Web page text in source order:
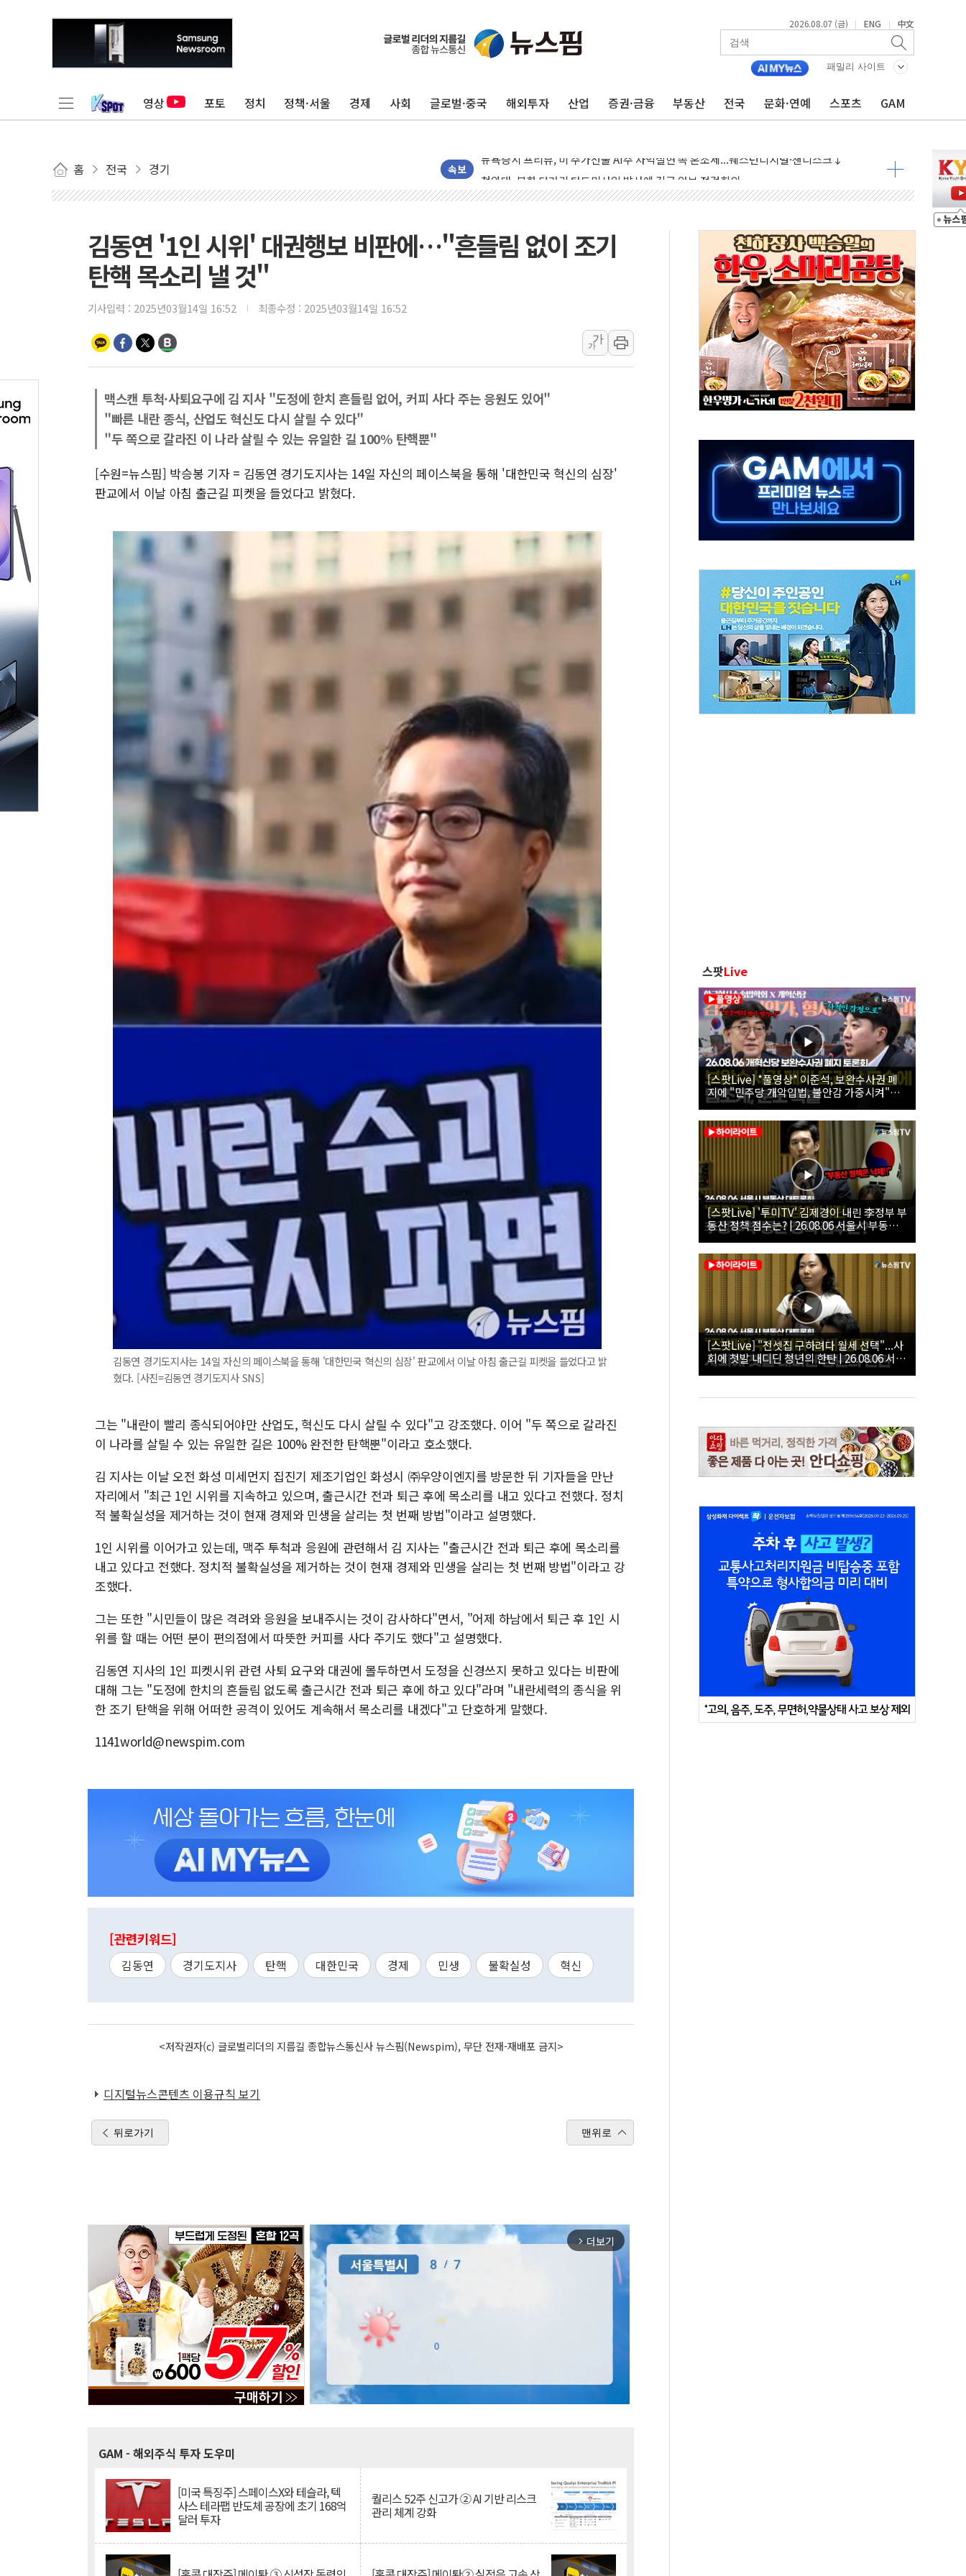
2026.08.07 (금) | ENG | 中文
패밀리 사이트
영상 포토 정치 정책·서울 경제 사회 글로벌·중국 해외투자 산업 증권·금융 부동산 전국 문화·연예 스포츠 GAM
홈 전국 경기 속보
유럽증시, 견조한 실적 소화하며 대부분 상승… "2분기 기업 순이익 21% 증가" 전망
리투아니아 국방 "러, 우크라 드론으로 나토 회원국 공격 검토… 거짓 깃발 작전"
뉴욕증시 개장 전 특징주...모더나·아이온큐·도어대시↑ VS 샌디스크·피그마·앱러빈↓
김정관 장관 "영업이익 N% 성과급 반대…상법·자본시장법 개정 논의"
청와대, 북한 단거리 탄도미사일 발사에 긴급 안보 점검회의
금값 7주 만에 최고…美 고용 둔화·호르무즈 재개방 기대에 강세
러, 1인칭시점 드론으로 우크라 민간인 '사파리' 공격… 시민들 공포감 극대화 전략
[베트남 증시] 지수 하락 속 'DGC' 임시 주총 기대감에 홀로 상한가…마진 잔액은 사상 최고
'월가의 황제' 다이먼 "금융시장 레버리지 위험수위…숨은 차입이 더 큰 변수"
양주 섬유염색공장서 화재 1명 중상…대응 1단계 진압 중
김정관 산업부 장관 "주 52시간 손봐야, 경쟁상대 中과 비교해야"
해군 1함대 창설 80주년…지역과 함께하는 '선봉'의 대민 봉사
[3보] 북, 원산서 동해로 단거리 탄도미사일 1발 발사… 올해 10번째·42일 만 도발
우크라 드론 전술, 중남미 콜롬비아에 새 안보 위기… 반군·마약카르텔이 습득해 전투 활용
동해해경, 독도 해상서 부유물 감긴 어선 구조
구미 폐염산처리업체서 불 2시간30여분만에 진화...외국인 노동자 숨져
김동연 '1인 시위' 대권행보 비판에…"흔들림 없이 조기
탄핵 목소리 낼 것"
기사입력 : 2025년03월14일 16:52 최종수정 : 2025년03월14일 16:52
가
가
맥스캔 투척·사퇴요구에 김 지사 "도정에 한치 흔들림 없어, 커피 사다 주는 응원도 있어"
"빠른 내란 종식, 산업도 혁신도 다시 살릴 수 있다"
"두 쪽으로 갈라진 이 나라 살릴 수 있는 유일한 길 100% 탄핵뿐"
[수원=뉴스핌] 박승봉 기자 = 김동연 경기도지사는 14일 자신의 페이스북을 통해 '대한민국 혁신의 심장'
판교에서 이날 아침 출근길 피켓을 들었다고 밝혔다.
김동연 경기도지사는 14일 자신의 페이스북을 통해 '대한민국 혁신의 심장' 판교에서 이날 아침 출근길 피켓을 들었다고 밝
혔다. [사진=김동연 경기도지사 SNS]
그는 "내란이 빨리 종식되어야만 산업도, 혁신도 다시 살릴 수 있다"고 강조했다. 이어 "두 쪽으로 갈라진
이 나라를 살릴 수 있는 유일한 길은 100% 완전한 탄핵뿐"이라고 호소했다.
김 지사는 이날 오전 화성 미세먼지 집진기 제조기업인 화성시 ㈜우양이엔지를 방문한 뒤 기자들을 만난
자리에서 "최근 1인 시위를 지속하고 있으며, 출근시간 전과 퇴근 후에 목소리를 내고 있다고 전했다. 정치
적 불확실성을 제거하는 것이 현재 경제와 민생을 살리는 첫 번째 방법"이라고 설명했다.
1인 시위를 이어가고 있는데, 맥주 투척과 응원에 관련해서 김 지사는 "출근시간 전과 퇴근 후에 목소리를
내고 있다고 전했다. 정치적 불확실성을 제거하는 것이 현재 경제와 민생을 살리는 첫 번째 방법"이라고 강
조했다.
그는 또한 "시민들이 많은 격려와 응원을 보내주시는 것이 감사하다"면서, "어제 하남에서 퇴근 후 1인 시
위를 할 때는 어떤 분이 편의점에서 따뜻한 커피를 사다 주기도 했다"고 설명했다.
김동연 지사의 1인 피켓시위 관련 사퇴 요구와 대권에 몰두하면서 도정을 신경쓰지 못하고 있다는 비판에
대해 그는 "도정에 한치의 흔들림 없도록 출근시간 전과 퇴근 후에 하고 있다"라며 "내란세력의 종식을 위
한 조기 탄핵을 위해 어떠한 공격이 있어도 계속해서 목소리를 내겠다"고 단호하게 말했다.
1141world@newspim.com
[관련키워드]
김동연 경기도지사 탄핵 대한민국 경제 민생 불확실성 혁신
<저작권자(c) 글로벌리더의 지름길 종합뉴스통신사 뉴스핌(Newspim), 무단 전재-재배포 금지>
디지털뉴스콘텐츠 이용규칙 보기
뒤로가기 맨위로
arrow_forward_ios 더보기
GAM - 해외주식 투자 도우미
[미국 특징주] 스페이스X와 테슬라, 텍
사스 테라팹 반도체 공장에 초기 168억
달러 투자
퀄리스 52주 신고가 ② AI 기반 리스크
관리 체계 강화
스팟Live
[스팟Live] *풀영상* 이준석, 보완수사권 폐
지에 "민주당 개악입법, 불안감 가중시켜"｜
26.08.06 개혁신당 보완수사권 폐지 토론회
[스팟Live] '투미TV' 김제경이 내린 李정부 부
동산 정책 점수는? | 26.08.06 서울시 부동산
대토론회
[스팟Live] "전셋집 구하려다 월세 선택"...사
회에 첫발 내디딘 청년의 한탄 | 26.08.06 서울
시 부동산 대토론회